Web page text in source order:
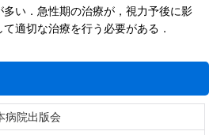
い．急性期の治療が，視力予後に影
適切な治療を行う必要がある．
病院出版会